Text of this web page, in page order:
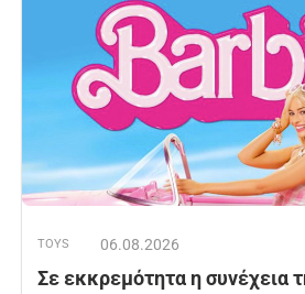
TOYS 06.08.2026
Σε εκκρεμότητα η συνέχεια